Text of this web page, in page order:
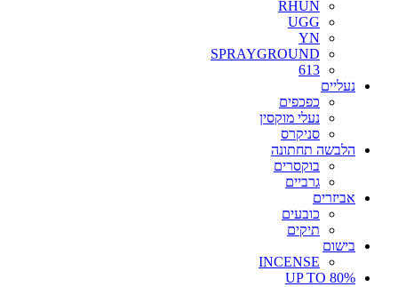
RHUN
UGG
YN
SPRAYGROUND
613
נעליים
כפכפים
נעלי מוקסין
סניקרס
הלבשה תחתונה
בוקסרים
גרביים
אביזרים
כובעים
תיקים
בישום
INCENSE
UP TO 80%